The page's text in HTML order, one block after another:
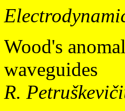
Wood's
waveguides
R.